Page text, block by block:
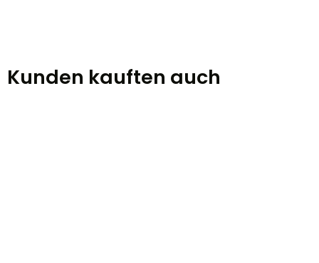
Kunden kauften auch